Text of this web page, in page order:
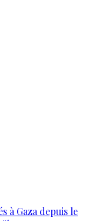
à Gaza depuis le